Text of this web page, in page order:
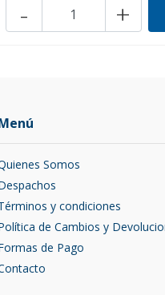
+
-
Somos
y condiciones
de Cambios y
de Pago